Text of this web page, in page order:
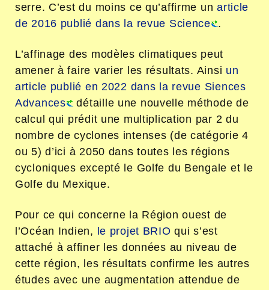
serre. C’est du moins ce qu’affirme unarticle
de 2016 publié dans la revue Science
.
L’affinage des modèles climatiques peut
amener à faire varier les résultats. Ainsi un
article publié en 2022 dans la revue Siences
Advances
détaille une nouvelle méthode de
calcul qui prédit une multiplication par 2 du
nombre de cyclones intenses (de catégorie 4
ou 5) d’ici à 2050 dans toutes les régions
cycloniques excepté le Golfe du Bengale et le
Golfe du Mexique.
Pour ce qui concerne la Région ouest de
l’Océan Indien, le projet BRIO qui s’est
attaché à affiner les données au niveau de
cette région, les résultats confirme les autres
études avec une augmentation attendue de